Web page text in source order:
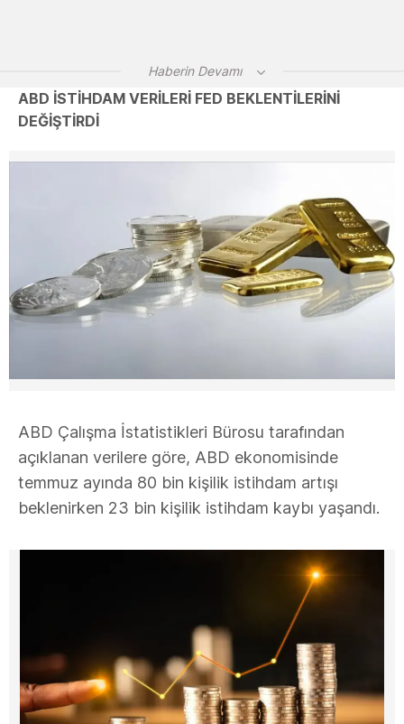
Haberin Devamı
ABD İSTİHDAM VERİLERİ FED BEKLENTİLERİNİ
DEĞİŞTİRDİ
ABD Çalışma İstatistikleri Bürosu tarafından
açıklanan verilere göre, ABD ekonomisinde
temmuz ayında 80 bin kişilik istihdam artışı
beklenirken 23 bin kişilik istihdam kaybı yaşandı.